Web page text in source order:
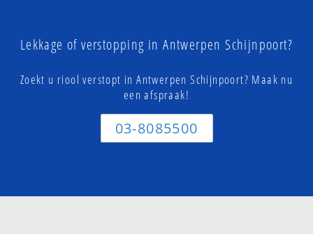
Lekkage of verstopping in Antwerpen Schijnpoort?
Zoekt u riool verstopt in Antwerpen Schijnpoort? Maak nu
een afspraak!
03-8085500